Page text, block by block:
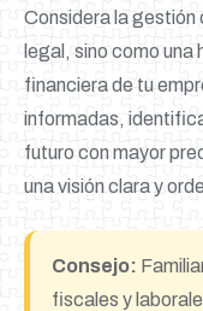
Considera la gestión
legal, sino como una
financiera de tu
informadas,
futuro con mayor
una visión clara y
Consejo:
fiscales y